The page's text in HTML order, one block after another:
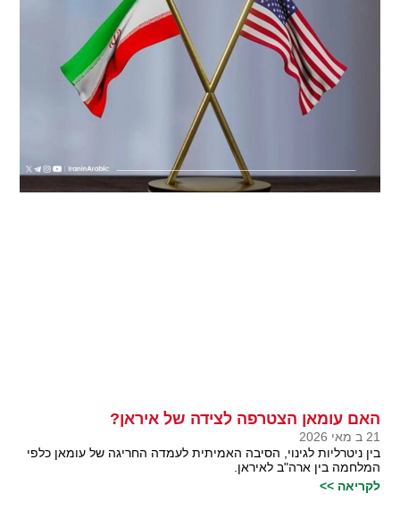
האם עומאן הצטרפה לצידה של איראן?
21 ב מאי 2026
בין ניטרליות לגינוי, הסיבה האמיתית לעמדה החריגה של עומאן כלפי
המלחמה בין ארה"ב לאיראן.
לקריאה >>